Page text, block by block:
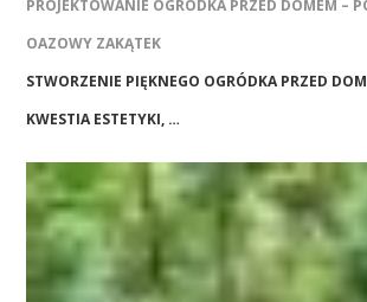
PROJEKTOWANIE OGRÓDKA PRZED DOMEM –
OAZOWY ZAKĄTEK
STWORZENIE PIĘKNEGO OGRÓDKA PRZED
KWESTIA ESTETYKI, …